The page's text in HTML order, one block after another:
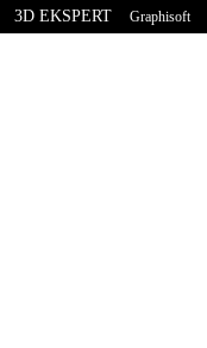
3D EKSPERT Graphisoft